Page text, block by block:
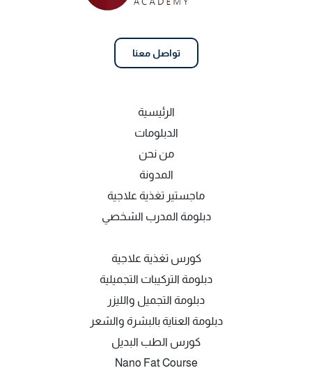
تواصل معنا
الرئيسية
الدبلومات
من نحن
المدونة
ماجستير تغذية علاجية
دبلومة المدرب الشخصي
كورس تغذية علاجية
دبلومة التركيبات التجميلية
دبلومة التجميل والليزر
دبلومة العناية بالبشرة والشعر
كورس الطب البديل
Nano Fat Course